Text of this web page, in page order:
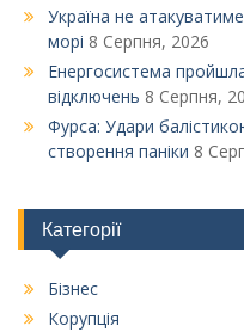
Україна не
морі 8 Серпня, 2026
Енергосистема
відключень 8 Серпня,
Фурса: Удари
створення паніки 8
Категорії
Бізнес
Корупція